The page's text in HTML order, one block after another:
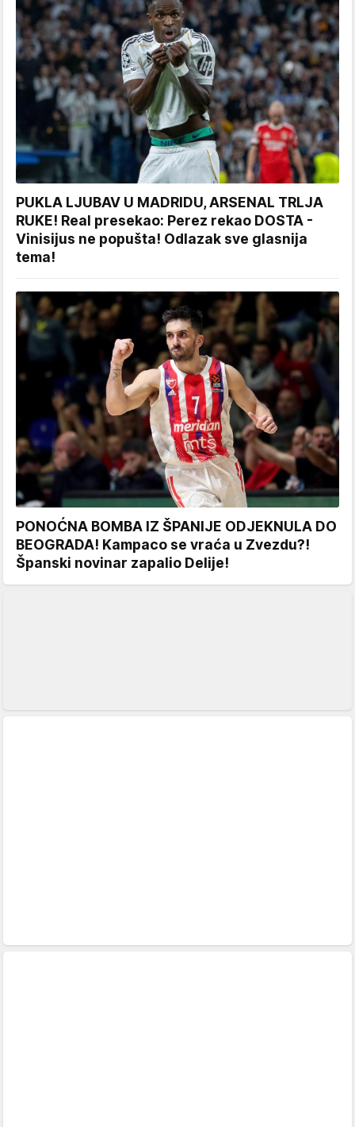
PUKLA LJUBAV U MADRIDU, ARSENAL TRLJA
RUKE! Real presekao: Perez rekao DOSTA -
Vinisijus ne popušta! Odlazak sve glasnija
tema!
PONOĆNA BOMBA IZ ŠPANIJE ODJEKNULA DO
BEOGRADA! Kampaco se vraća u Zvezdu?!
Španski novinar zapalio Delije!